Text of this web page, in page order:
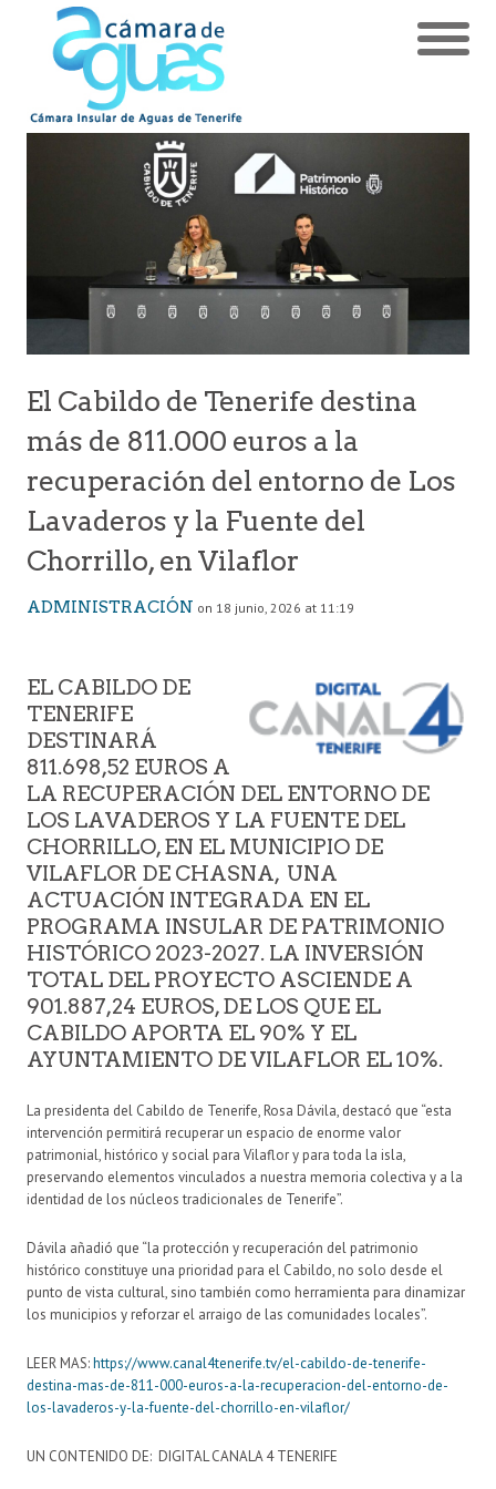
El Cabildo de Tenerife destina
más de 811.000 euros a la
recuperación del entorno de Los
Lavaderos y la Fuente del
Chorrillo, en Vilaflor
ADMINISTRACIÓN on 18 junio, 2026 at 11:19
EL CABILDO DE
TENERIFE
DESTINARÁ
811.698,52 EUROS A
LA RECUPERACIÓN DEL ENTORNO DE
LOS LAVADEROS Y LA FUENTE DEL
CHORRILLO, EN EL MUNICIPIO DE
VILAFLOR DE CHASNA, UNA
ACTUACIÓN INTEGRADA EN EL
PROGRAMA INSULAR DE PATRIMONIO
HISTÓRICO 2023-2027. LA INVERSIÓN
TOTAL DEL PROYECTO ASCIENDE A
901.887,24 EUROS, DE LOS QUE EL
CABILDO APORTA EL 90% Y EL
AYUNTAMIENTO DE VILAFLOR EL 10%.
La presidenta del Cabildo de Tenerife, Rosa Dávila, destacó que “esta
intervención permitirá recuperar un espacio de enorme valor
patrimonial, histórico y social para Vilaflor y para toda la isla,
preservando elementos vinculados a nuestra memoria colectiva y a la
identidad de los núcleos tradicionales de Tenerife”.
Dávila añadió que “la protección y recuperación del patrimonio
histórico constituye una prioridad para el Cabildo, no solo desde el
punto de vista cultural, sino también como herramienta para dinamizar
los municipios y reforzar el arraigo de las comunidades locales”.
LEER MAS:https://www.canal4tenerife.tv/el-cabildo-de-tenerife-
destina-mas-de-811-000-euros-a-la-recuperacion-del-entorno-de-
los-lavaderos-y-la-fuente-del-chorrillo-en-vilaflor/
UN CONTENIDO DE: DIGITAL CANALA 4 TENERIFE